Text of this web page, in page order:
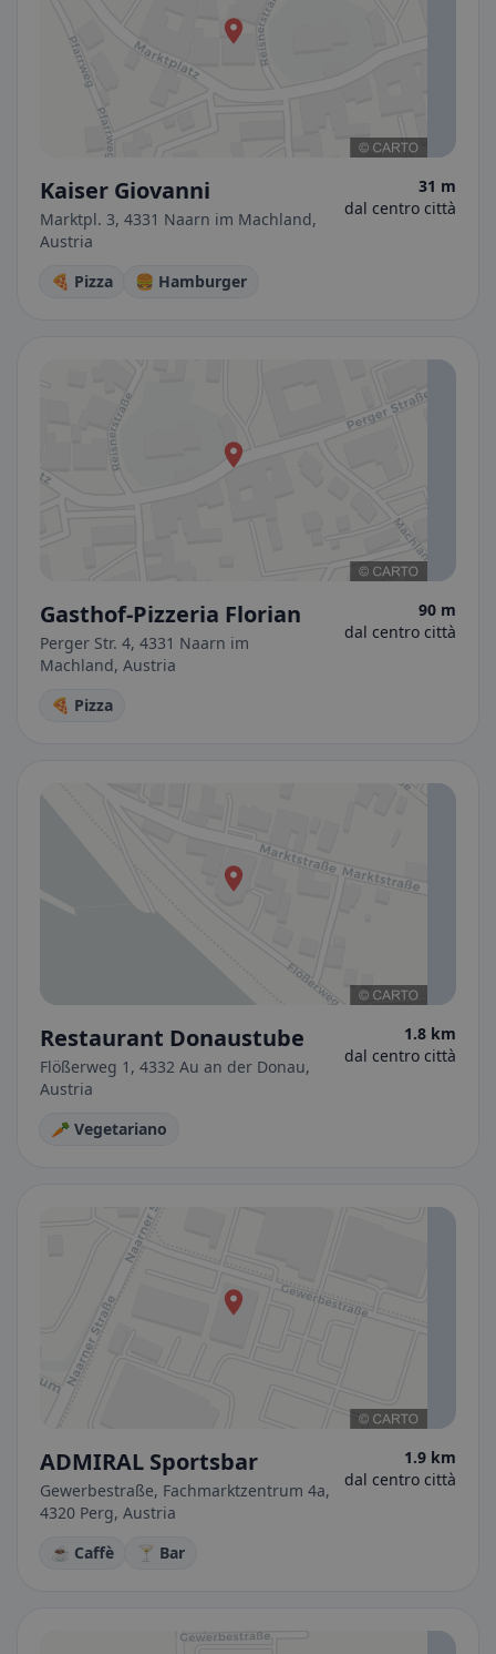
Kaiser Giovanni
Marktpl. 3, 4331 Naarn im Machland,
Austria
31 m
dal centro città
🍕 Pizza 🍔 Hamburger
Gasthof-Pizzeria Florian
Perger Str. 4, 4331 Naarn im
Machland, Austria
90 m
dal centro città
🍕 Pizza
Restaurant Donaustube
Flößerweg 1, 4332 Au an der Donau,
Austria
1.8 km
dal centro città
🥕 Vegetariano
ADMIRAL Sportsbar
Gewerbestraße, Fachmarktzentrum 4a,
4320 Perg, Austria
1.9 km
dal centro città
☕ Caffè 🍸 Bar